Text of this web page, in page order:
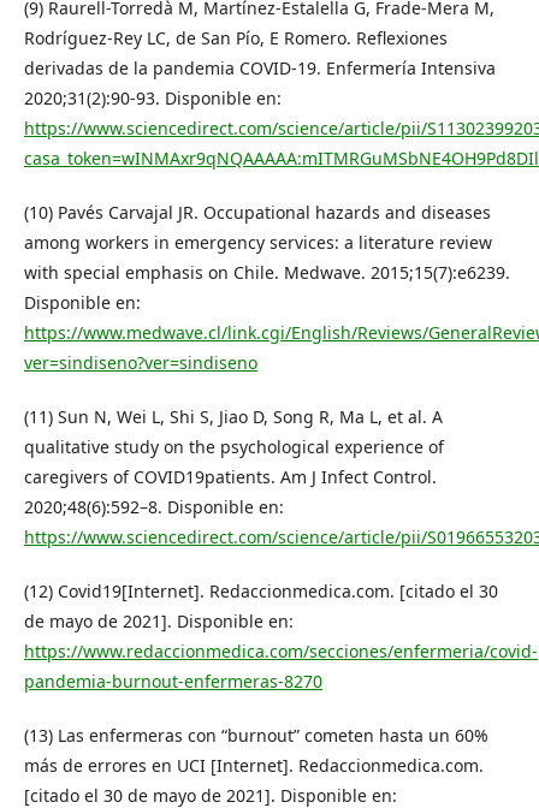
(9) Raurell-Torredà M, Martínez-Estalella G, Frade-Mera M,
Rodríguez-Rey LC, de San Pío, E Romero. Reflexiones
derivadas de la pandemia COVID-19. Enfermería Intensiva
2020;31(2):90-93. Disponible en:
https://www.sciencedirect.com/science/article/pii/
(10) Pavés Carvajal JR. Occupational hazards and diseases
among workers in emergency services: a literature review
with special emphasis on Chile. Medwave. 2015;15(7):e6239.
Disponible en:
https://www.medwave.cl/link.cgi/English/Reviews/
ver=sindiseno?ver=sindiseno
(11) Sun N, Wei L, Shi S, Jiao D, Song R, Ma L, et al. A
qualitative study on the psychological experience of
caregivers of COVID19patients. Am J Infect Control.
2020;48(6):592–8. Disponible en:
https://www.sciencedirect.com/science/article/pii/
(12) Covid19[Internet]. Redaccionmedica.com. [citado el 30
de mayo de 2021]. Disponible en:
https://www.redaccionmedica.com/secciones/enfermeria/covid-
pandemia-burnout-enfermeras-8270
(13) Las enfermeras con “burnout” cometen hasta un 60%
más de errores en UCI [Internet]. Redaccionmedica.com.
[citado el 30 de mayo de 2021]. Disponible en: